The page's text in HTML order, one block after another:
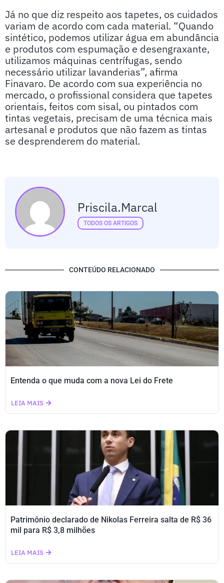
Já no que diz respeito aos tapetes, os cuidados
variam de acordo com cada material. “Quando
sintético, podemos utilizar água em abundância
e produtos com espumação e desengraxante,
utilizamos máquinas centrífugas, sendo
necessário utilizar lavanderias”, afirma
Finavaro. De acordo com sua experiência no
mercado, o profissional considera que tapetes
orientais, feitos com sisal, ou pintados com
tintas vegetais, precisam de uma técnica mais
artesanal e produtos que não fazem as tintas
se desprenderem do material.
Priscila.marcal
TODOS OS ARTIGOS
CONTEÚDO RELACIONADO
Entenda o que muda com a nova Lei do Frete
LEIA MAIS
Patrimônio declarado de Nikolas Ferreira salta de R$ 36
mil para R$ 3,8 milhões
LEIA MAIS